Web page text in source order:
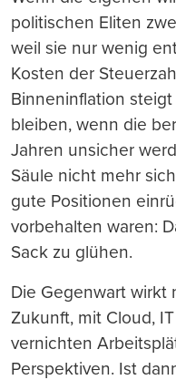
politischen Eliten
weil sie nur wenig
Kosten der
Binneninflation
bleiben, wenn die
Jahren unsicher
Säule nicht mehr
gute Positionen
vorbehalten waren:
Sack zu glühen.
Die Gegenwart wirkt
Zukunft, mit Cloud,
vernichten
Perspektiven. Ist